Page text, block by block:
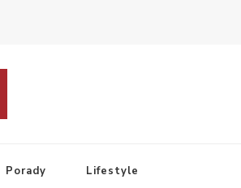
Porady Lifestyle